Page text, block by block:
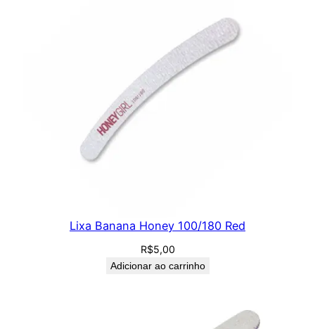
Lixa Banana Honey 100/180 Red
R$5,00
Adicionar ao carrinho